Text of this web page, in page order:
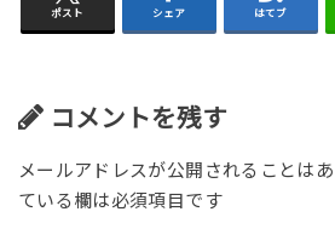
ポスト シェア はてブ
コメントを残す
メールアドレスが公開されることはあ
ている欄は必須項目です